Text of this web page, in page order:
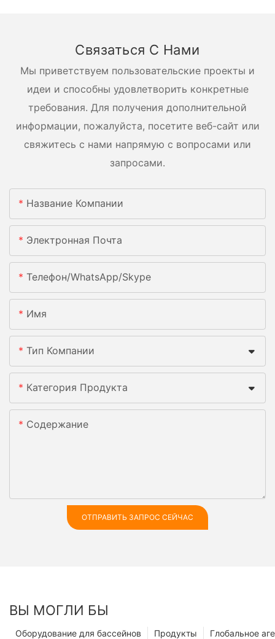
Связаться С Нами
Мы приветствуем пользовательские проекты и
идеи и способны удовлетворить конкретные
требования. Для получения дополнительной
информации, пожалуйста, посетите веб-сайт или
свяжитесь с нами напрямую с вопросами или
запросами.
Название Компании
Электронная Почта
Телефон/WhatsApp/Skype
Имя
Тип Компании
Категория Продукта
Содержание
ОТПРАВИТЬ ЗАПРОС СЕЙЧАС
ВЫ МОГЛИ БЫ
Глобальное
Продукты
Оборудование для бассейнов